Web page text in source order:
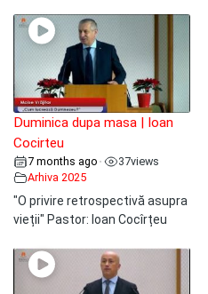
Duminica dupa masa | Ioan
Cocirteu
7 months ago • 37views
Arhiva 2025
"O privire retrospectivă asupra
vieții" Pastor: Ioan Cocîrțeu